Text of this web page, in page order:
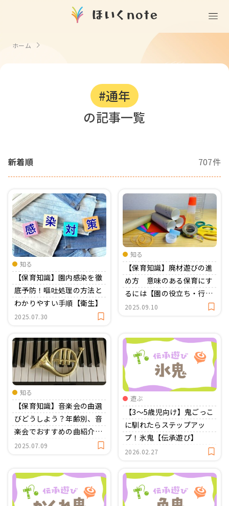
(無料)
ことば遊び
自然遊び
隙間時間
伝承遊び
衛生
役立ち
資格・スキルアップ
壁紙
おたより文例
月案
年間カリキュラム
園情報
Goods
クリエイター
ホーム
#通年
の記事一覧
新着順 707件
知る
【保育知識】園内感染を徹
底予防！嘔吐処理の方法と
わかりやすい手順【衛生】
2025.07.30
知る
【保育知識】廃材遊びの進
め方 意味のある保育にす
るには【園の役立ち・行
事】
2025.09.10
知る
【保育知識】音楽会の曲選
びどうしよう？年齢別、音
楽会でおすすめの曲紹介！
【行事】
2025.07.09
遊ぶ
【3〜5歳児向け】鬼ごっこ
に馴れたらステップアッ
プ！氷鬼【伝承遊び】
2026.02.27